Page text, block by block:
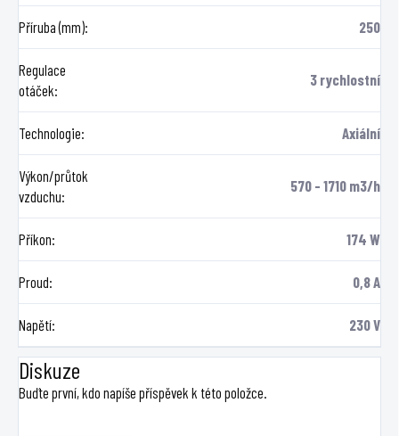
Příruba (mm): 250
Regulace
otáček:
3 rychlostní
Technologie: Axiální
Výkon/průtok
vzduchu:
570 - 1710 m3/h
Příkon: 174 W
Proud: 0,8 A
Napětí: 230 V
Diskuze
Buďte první, kdo napíše příspěvek k této položce.